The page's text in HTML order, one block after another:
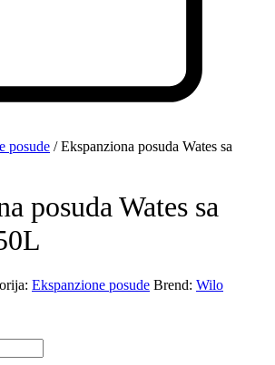
posude / Ekspanziona posuda Wates sa
posuda Wates sa
Ekspanzione posude Brend: Wilo